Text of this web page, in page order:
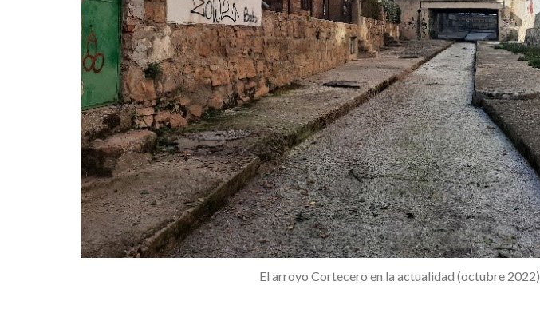
El arroyo Cortecero en la actualidad (octubre 2022)